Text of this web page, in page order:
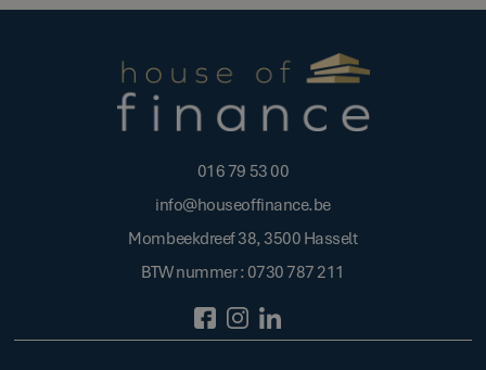
016 79 53 00
info@houseoffinance.be
Mombeekdreef 38, 3500 Hasselt
BTW nummer : 0730 787 211